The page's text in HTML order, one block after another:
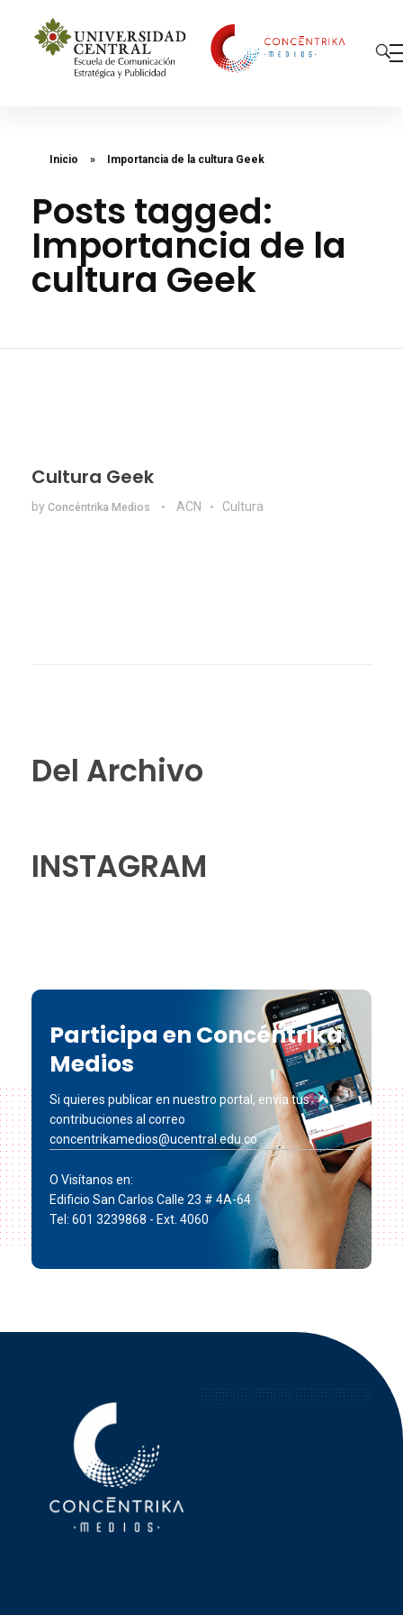
Inicio » Importancia de la cultura Geek
Posts tagged:
Importancia de la
cultura Geek
Cultura Geek
by Concéntrika Medios ACN Cultura
Del Archivo
INSTAGRAM
Participa en Concéntrika
Medios
Si quieres publicar en nuestro portal, envía tus
contribuciones al correo
concentrikamedios@ucentral.edu.co
O Visítanos en:
Edificio San Carlos Calle 23 # 4A-64
Tel: 601 3239868 - Ext. 4060